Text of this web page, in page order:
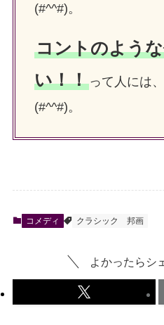
(#^^#)。
コントのよう
い！！って人には
(#^^#)。
コメディ クラシック 邦画
よかったらシ